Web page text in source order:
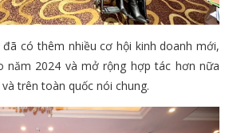
đã có thêm nhiều cơ hội kinh doanh mới,
năm 2024 và mở rộng hợp tác hơn nữa
trên toàn quốc nói chung.